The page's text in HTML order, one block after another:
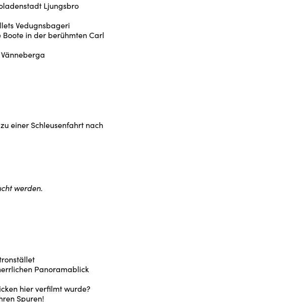
Ljungsbro
Vedugnsbageri
Boote in der berühmten Carl
einer Schleusenfahrt nach
werden.
Panoramablick
hier verfilmt wurde?
Spuren!